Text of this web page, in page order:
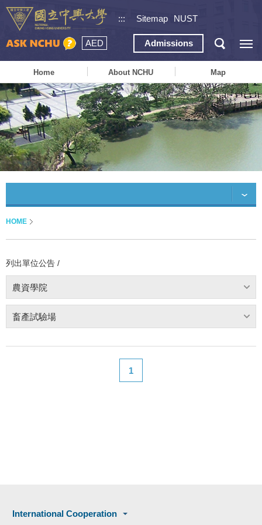
::: Sitemap NUST
AED Admissions
Home About NCHU Map
HOME
列出單位公告 /
農資學院
畜產試驗場
1
International Cooperation